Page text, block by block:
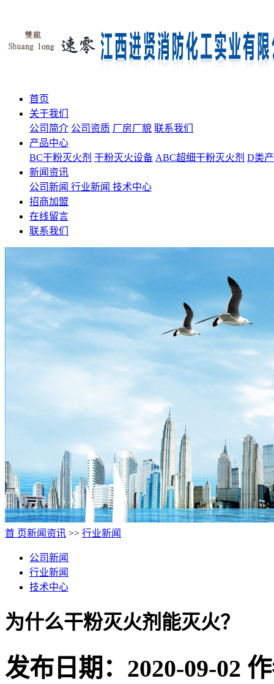
首页
关于我们
公司简介 公司资质 厂房厂貌 联系我们
产品中心
BC干粉灭火剂 干粉灭火设备 ABC超细干粉灭火剂 D类
新闻资讯
公司新闻 行业新闻 技术中心
招商加盟
在线留言
联系我们
首 页新闻资讯 >> 行业新闻
公司新闻
行业新闻
技术中心
为什么干粉灭火剂能灭火？
发布日期： 2020-09-02